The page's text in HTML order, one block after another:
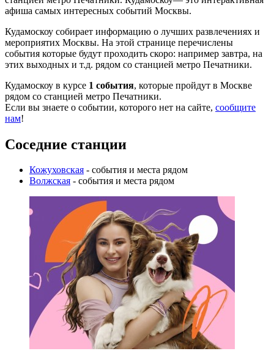
афиша самых интересных событий Москвы.
Кудамоскоу собирает информацию о лучших развлечениях и
мероприятих Москвы. На этой странице перечислены
события которые будут проходить скоро: например завтра, на
этих выходных и т.д. рядом со станцией метро Печатники.
Кудамоскоу в курсе 1 события, которые пройдут в Москве
рядом со станцией метро Печатники.
Если вы знаете о событии, которого нет на сайте, сообщите
нам!
Соседние станции
Кожуховская - события и места рядом
Волжская - события и места рядом